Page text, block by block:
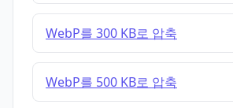
WebP를 300 KB로 압축
WebP를 500 KB로 압축